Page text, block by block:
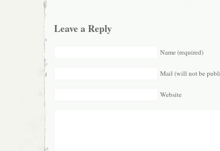
Leave a Reply
Name (required)
Mail (will not be
Website